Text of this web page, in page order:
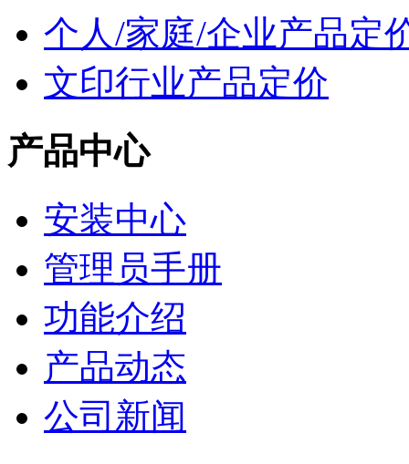
个人/家庭/企业产品定
文印行业产品定价
产品中心
安装中心
管理员手册
功能介绍
产品动态
公司新闻